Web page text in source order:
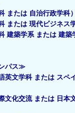
または 自治行政学科）
または 現代ビジネス
建築学系 または 建
パス≫
英文学科 または スペ
際文化交流 または 日本